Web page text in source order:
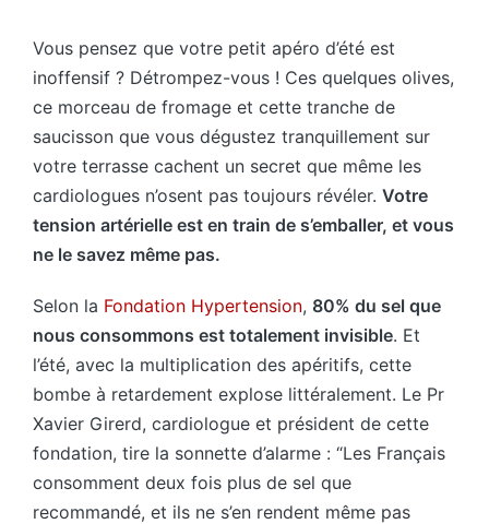
Vous pensez que votre petit apéro d’été est
inoffensif ? Détrompez-vous ! Ces quelques olives,
ce morceau de fromage et cette tranche de
saucisson que vous dégustez tranquillement sur
votre terrasse cachent un secret que même les
cardiologues n’osent pas toujours révéler. Votre
tension artérielle est en train de s’emballer, et vous
ne le savez même pas.
Selon la Fondation Hypertension, 80% du sel que
nous consommons est totalement invisible. Et
l’été, avec la multiplication des apéritifs, cette
bombe à retardement explose littéralement. Le Pr
Xavier Girerd, cardiologue et président de cette
fondation, tire la sonnette d’alarme : “Les Français
consomment deux fois plus de sel que
recommandé, et ils ne s’en rendent même pas